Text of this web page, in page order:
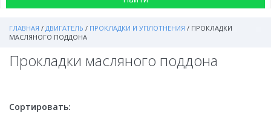
ГЛАВНАЯ / ДВИГАТЕЛЬ / ПРОКЛАДКИ И УПЛОТНЕНИЯ / ПРОКЛАДКИ
МАСЛЯНОГО ПОДДОНА
Прокладки масляного поддона
Сортировать: